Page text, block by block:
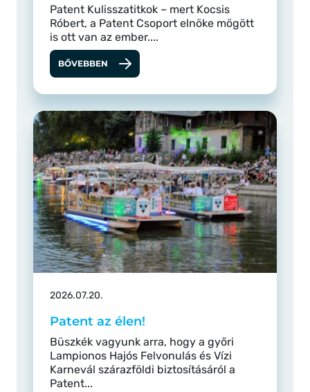
Patent Kulisszatitkok – mert Kocsis
Róbert, a Patent Csoport elnöke mögött
is ott van az ember....
BŐVEBBEN
2026.07.20.
Patent az élen!
Büszkék vagyunk arra, hogy a győri
Lampionos Hajós Felvonulás és Vízi
Karnevál szárazföldi biztosításáról a
Patent...